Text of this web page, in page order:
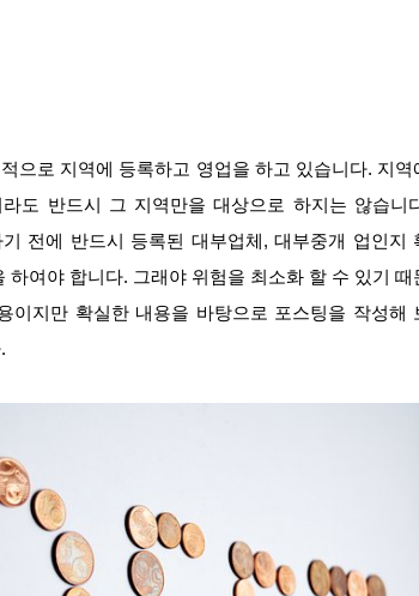
으로 지역에 등록하고 영업을 하고 있습니다. 지역
라도 반드시 그 지역만을 대상으로 하지는 않습니
전에 반드시 등록된 대부업체, 대부중개 업인지
하여야 합니다. 그래야 위험을 최소화 할 수 있기 때
이지만 확실한 내용을 바탕으로 포스팅을 작성해